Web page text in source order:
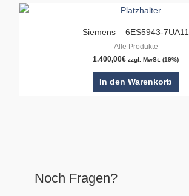
Siemens – 6ES5943-7UA11
Alle Produkte
1.400,00€ zzgl. MwSt. (19%)
In den Warenkorb
Noch Fragen?